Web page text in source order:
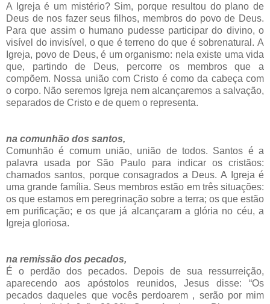
A Igreja é um mistério? Sim, porque resultou do plano de
Deus de nos fazer seus filhos, membros do povo de Deus.
Para que assim o humano pudesse participar do divino, o
visível do invisível, o que é terreno do que é sobrenatural. A
Igreja, povo de Deus, é um organismo: nela existe uma vida
que, partindo de Deus, percorre os membros que a
compõem. Nossa união com Cristo é como da cabeça com
o corpo. Não seremos Igreja nem alcançaremos a salvação,
separados de Cristo e de quem o representa.
na comunhão dos santos,
Comunhão é comum união, união de todos. Santos é a
palavra usada por São Paulo para indicar os cristãos:
chamados santos, porque consagrados a Deus.A Igreja é
uma grande família. Seus membros estão em três situações:
os que estamos em peregrinação sobre a terra; os que estão
em purificação; e os que já alcançaram a glória no céu, a
Igreja gloriosa.
na remissão dos pecados,
É o perdão dos pecados. Depois de sua ressurreição,
aparecendo aos apóstolos reunidos, Jesus disse: “Os
pecados daqueles que vocês perdoarem , serão por mim